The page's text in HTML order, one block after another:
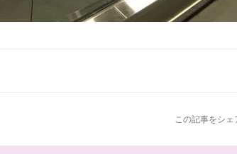
この記事をシェ